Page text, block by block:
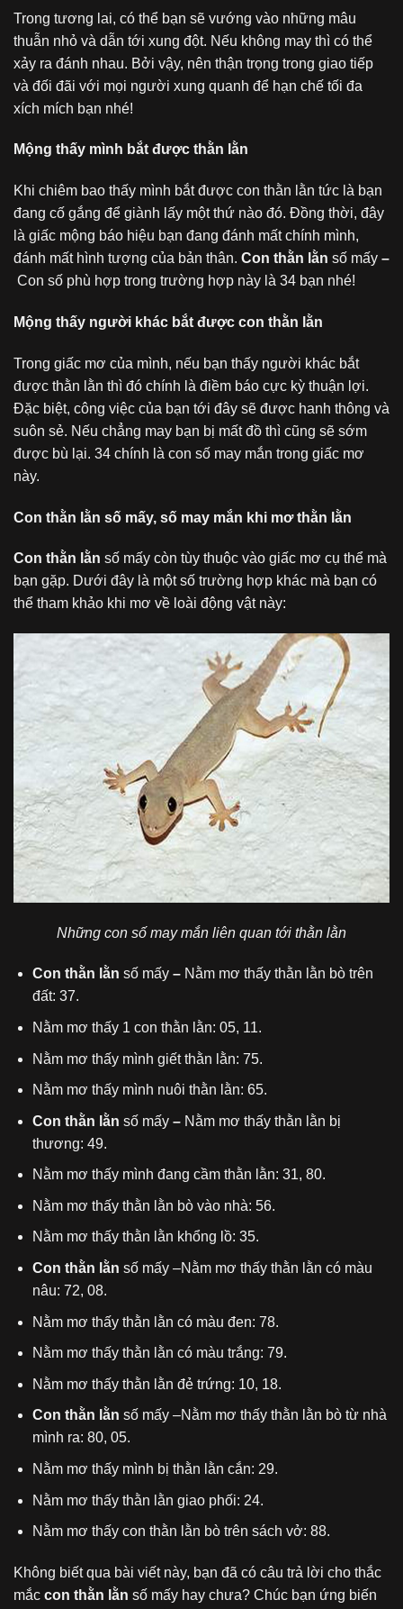
Trong tương lai, có thể bạn sẽ vướng vào những mâu
thuẫn nhỏ và dẫn tới xung đột. Nếu không may thì có thể
xảy ra đánh nhau. Bởi vậy, nên thận trọng trong giao tiếp
và đối đãi với mọi người xung quanh để hạn chế tối đa
xích mích bạn nhé!
Mộng thấy mình bắt được thằn lằn
Khi chiêm bao thấy mình bắt được con thằn lằn tức là bạn
đang cố gắng để giành lấy một thứ nào đó. Đồng thời, đây
là giấc mộng báo hiệu bạn đang đánh mất chính mình,
đánh mất hình tượng của bản thân. Con thằn lằn số mấy –
Con số phù hợp trong trường hợp này là 34 bạn nhé!
Mộng thấy người khác bắt được con thằn lằn
Trong giấc mơ của mình, nếu bạn thấy người khác bắt
được thằn lằn thì đó chính là điềm báo cực kỳ thuận lợi.
Đặc biệt, công việc của bạn tới đây sẽ được hanh thông và
suôn sẻ. Nếu chẳng may bạn bị mất đồ thì cũng sẽ sớm
được bù lại. 34 chính là con số may mắn trong giấc mơ
này.
Con thằn lằn số mấy, số may mắn khi mơ thằn lằn
Con thằn lằn số mấy còn tùy thuộc vào giấc mơ cụ thể mà
bạn gặp. Dưới đây là một số trường hợp khác mà bạn có
thể tham khảo khi mơ về loài động vật này:
Những con số may mắn liên quan tới thằn lằn
Con thằn lằn số mấy– Nằm mơ thấy thằn lằn bò trên
đất: 37.
Nằm mơ thấy 1 con thằn lằn: 05, 11.
Nằm mơ thấy mình giết thằn lằn: 75.
Nằm mơ thấy mình nuôi thằn lằn: 65.
Con thằn lằn số mấy – Nằm mơ thấy thằn lằn bị
thương: 49.
Nằm mơ thấy mình đang cầm thằn lằn: 31, 80.
Nằm mơ thấy thằn lằn bò vào nhà: 56.
Nằm mơ thấy thằn lằn khổng lồ: 35.
Con thằn lằn số mấy –Nằm mơ thấy thằn lằn có màu
nâu: 72, 08.
Nằm mơ thấy thằn lằn có màu đen: 78.
Nằm mơ thấy thằn lằn có màu trắng: 79.
Nằm mơ thấy thằn lằn đẻ trứng: 10, 18.
Con thằn lằn số mấy –Nằm mơ thấy thằn lằn bò từ nhà
mình ra: 80, 05.
Nằm mơ thấy mình bị thằn lằn cắn: 29.
Nằm mơ thấy thằn lằn giao phối: 24.
Nằm mơ thấy con thằn lằn bò trên sách vở: 88.
Không biết qua bài viết này, bạn đã có câu trả lời cho thắc
mắc con thằn lằn số mấy hay chưa? Chúc bạn ứng biến